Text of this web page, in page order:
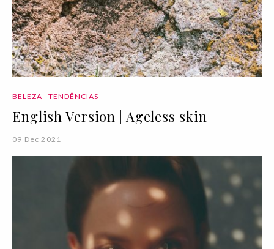
BELEZA TENDÊNCIAS
English Version | Ageless skin
09 Dec 2021